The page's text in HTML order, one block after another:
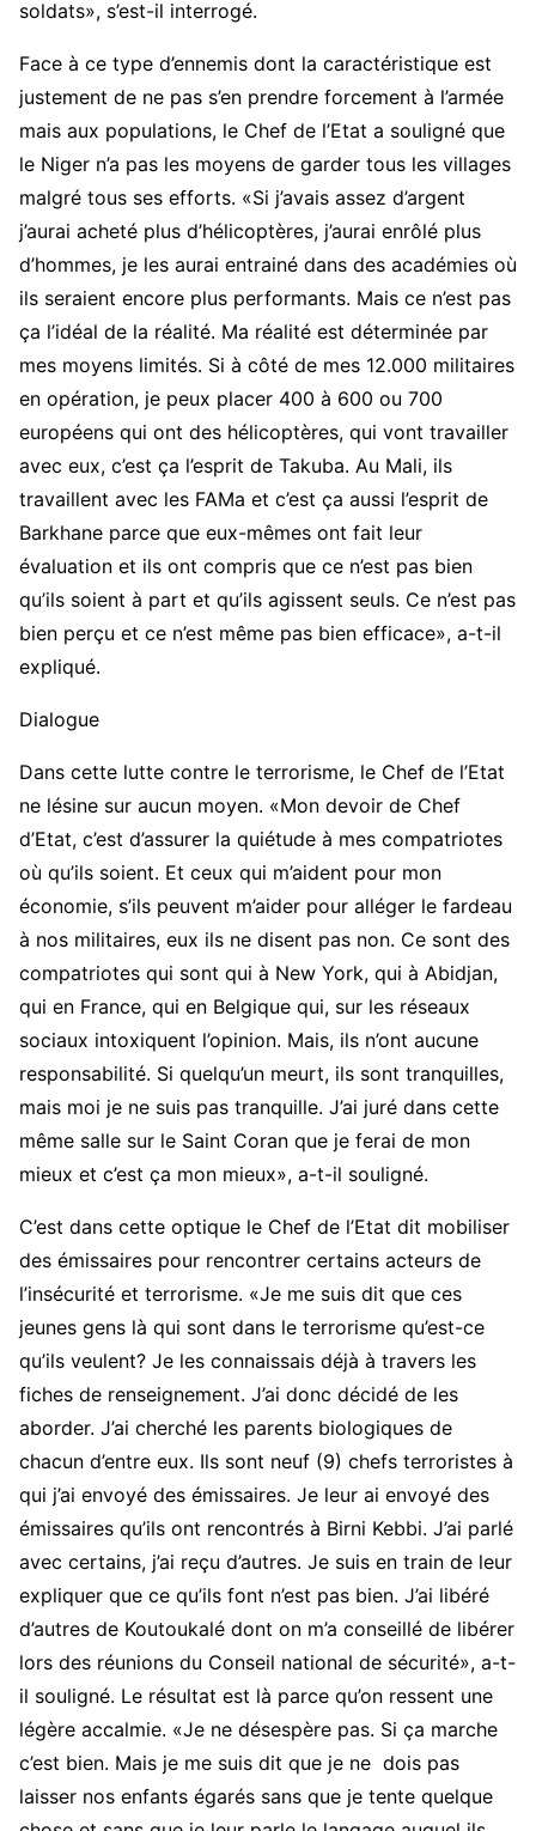
soldats», s’est-il interrogé.
Face à ce type d’ennemis dont la caractéristique est
justement de ne pas s’en prendre forcement à l’armée
mais aux populations, le Chef de l’Etat a souligné que
le Niger n’a pas les moyens de garder tous les villages
malgré tous ses efforts. «Si j’avais assez d’argent
j’aurai acheté plus d’hélicoptères, j’aurai enrôlé plus
d’hommes, je les aurai entrainé dans des académies où
ils seraient encore plus performants. Mais ce n’est pas
ça l’idéal de la réalité. Ma réalité est déterminée par
mes moyens limités. Si à côté de mes 12.000 militaires
en opération, je peux placer 400 à 600 ou 700
européens qui ont des hélicoptères, qui vont travailler
avec eux, c’est ça l’esprit de Takuba. Au Mali, ils
travaillent avec les FAMa et c’est ça aussi l’esprit de
Barkhane parce que eux-mêmes ont fait leur
évaluation et ils ont compris que ce n’est pas bien
qu’ils soient à part et qu’ils agissent seuls. Ce n’est pas
bien perçu et ce n’est même pas bien efficace», a-t-il
expliqué.
Dialogue
Dans cette lutte contre le terrorisme, le Chef de l’Etat
ne lésine sur aucun moyen. «Mon devoir de Chef
d’Etat, c’est d’assurer la quiétude à mes compatriotes
où qu’ils soient. Et ceux qui m’aident pour mon
économie, s’ils peuvent m’aider pour alléger le fardeau
à nos militaires, eux ils ne disent pas non. Ce sont des
compatriotes qui sont qui à New York, qui à Abidjan,
qui en France, qui en Belgique qui, sur les réseaux
sociaux intoxiquent l’opinion. Mais, ils n’ont aucune
responsabilité. Si quelqu’un meurt, ils sont tranquilles,
mais moi je ne suis pas tranquille. J’ai juré dans cette
même salle sur le Saint Coran que je ferai de mon
mieux et c’est ça mon mieux», a-t-il souligné.
C’est dans cette optique le Chef de l’Etat dit mobiliser
des émissaires pour rencontrer certains acteurs de
l’insécurité et terrorisme. «Je me suis dit que ces
jeunes gens là qui sont dans le terrorisme qu’est-ce
qu’ils veulent? Je les connaissais déjà à travers les
fiches de renseignement. J’ai donc décidé de les
aborder. J’ai cherché les parents biologiques de
chacun d’entre eux. Ils sont neuf (9) chefs terroristes à
qui j’ai envoyé des émissaires. Je leur ai envoyé des
émissaires qu’ils ont rencontrés à Birni Kebbi. J’ai parlé
avec certains, j’ai reçu d’autres. Je suis en train de leur
expliquer que ce qu’ils font n’est pas bien. J’ai libéré
d’autres de Koutoukalé dont on m’a conseillé de libérer
lors des réunions du Conseil national de sécurité», a-t-
il souligné. Le résultat est là parce qu’on ressent une
légère accalmie. «Je ne désespère pas. Si ça marche
c’est bien. Mais je me suis dit que je ne dois pas
laisser nos enfants égarés sans que je tente quelque